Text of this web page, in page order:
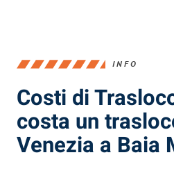
INFO
Costi di
costa un
Venezia a Baia